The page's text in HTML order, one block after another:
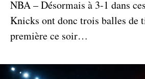
NBA – Désormais à 3-1 dans
Knicks ont donc trois balles de
première ce soir…